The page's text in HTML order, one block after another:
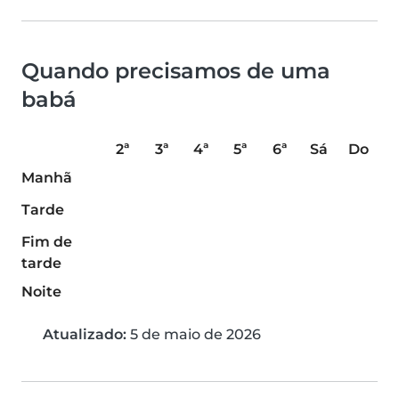
Quando precisamos de uma
babá
2ª 3ª 4ª 5ª 6ª Sá
Do
Manhã
Tarde
Fim de
tarde
Noite
Atualizado: 5 de maio de 2026